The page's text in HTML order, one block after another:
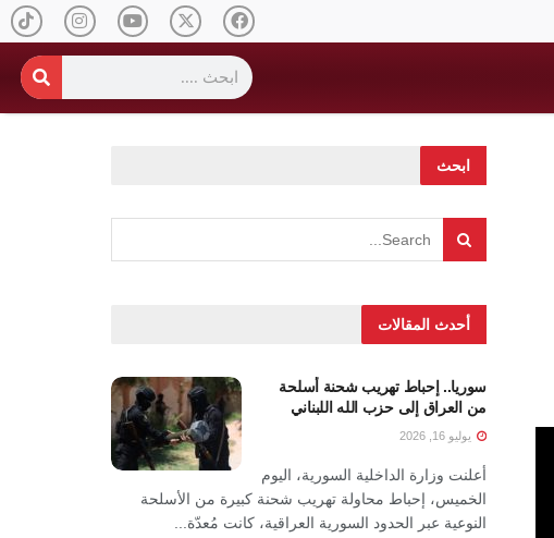
ابحث
أحدث المقالات
سوريا.. إحباط تهريب شحنة أسلحة
من العراق إلى حزب الله اللبناني
يوليو 16, 2026
أعلنت وزارة الداخلية السورية، اليوم
الخميس، إحباط محاولة تهريب شحنة كبيرة من الأسلحة
النوعية عبر الحدود السورية العراقية، كانت مُعدّة...